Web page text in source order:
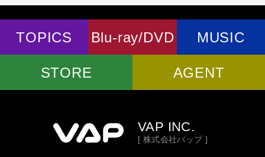
TOPICS Blu-ray/DVD MUSIC
STORE AGENT
VAP INC.
[ 株式会社バップ ]